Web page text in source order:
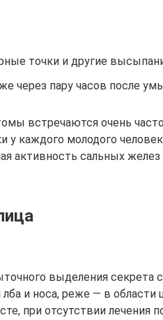
точки и другие
через пару часов после
встречаются очень
у каждого молодого
активность сальных желез
выделения секрета
и носа, реже — в области
при отсутствии лечения